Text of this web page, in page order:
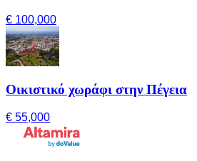
€ 100,000
Οικιστικό χωράφι στην Πέγεια
€ 55,000